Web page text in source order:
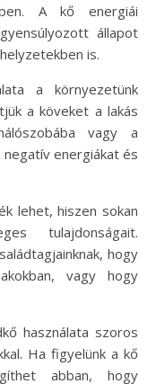
A kő energiái
állapot
is.
a környezetünk
a köveket a lakás
vagy a
energiákat és
lehet, hiszen sokan
tulajdonságait.
hogy
vagy hogy
használata szoros
Ha figyelünk a kő
abban, hogy